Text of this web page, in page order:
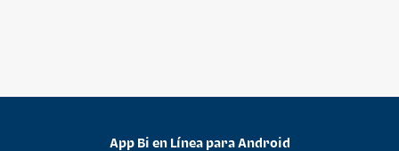
App Bi en Línea para Android